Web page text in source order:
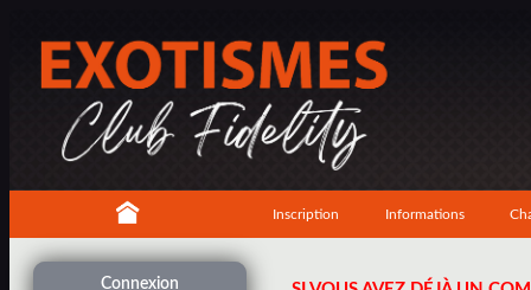
Inscription Informations
Connexion